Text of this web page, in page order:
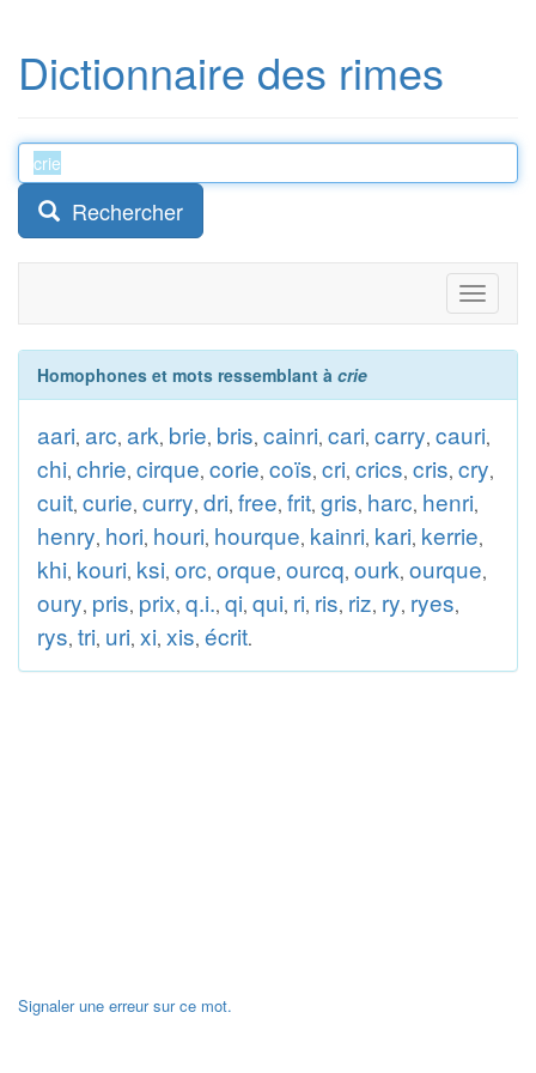
Dictionnaire des rimes
Rechercher
Toggle
Homophones et mots ressemblant à crie
aari, arc, ark, brie, bris, cainri, cari, carry, cauri,
chi, chrie, cirque, corie, coïs, cri, crics, cris, cry,
cuit, curie, curry, dri, free, frit, gris, harc, henri,
henry, hori, houri, hourque, kainri, kari, kerrie,
khi, kouri, ksi, orc, orque, ourcq, ourk, ourque,
oury, pris, prix, q.i., qi, qui, ri, ris, riz, ry, ryes,
rys, tri, uri, xi, xis, écrit.
Signaler une erreur sur ce mot.